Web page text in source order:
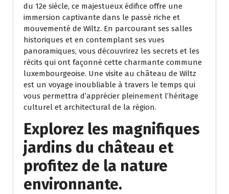
du 12e siècle, ce majestueux édifice offre une
immersion captivante dans le passé riche et
mouvementé de Wiltz. En parcourant ses salles
historiques et en contemplant ses vues
panoramiques, vous découvrirez les secrets et les
récits qui ont façonné cette charmante commune
luxembourgeoise. Une visite au château de Wiltz
est un voyage inoubliable à travers le temps qui
vous permettra d’apprécier pleinement l’héritage
culturel et architectural de la région.
Explorez les magnifiques
jardins du château et
profitez de la nature
environnante.